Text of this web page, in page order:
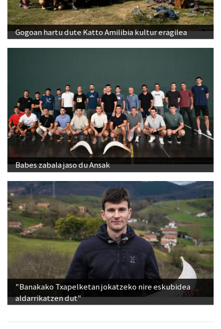
Gogoan hartu dute Katto Amilibia kultur eragilea
Babes zabala jaso du Ansak
"Banakako Txapelketan jokatzeko nire eskubidea
aldarrikatzen dut"